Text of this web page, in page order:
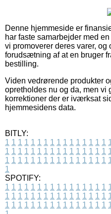
Denne hjemmeside er
har faste samarbejder med
vi promoverer deres varer,
forudsætning af at en bruger
bestilling.
Viden vedrørende produkter
opretholdes nu og da, men vi
korrektioner der er iværksat
hjemmesidens data.
BITLY:
1 1 1 1 1 1 1 1 1 1 1 1 1 1 1 1
1 1 1 1 1 1 1 1 1 1 1 1 1 1 1 1
1 1 1 1 1 1 1 1 1 1 1 1 1 1 1 1
1
SPOTIFY:
1 1 1 1 1 1 1 1 1 1 1 1 1 1 1 1
1 1 1 1 1 1 1 1 1 1 1 1 1 1 1 1
1 1 1 1 1 1 1 1 1 1 1 1 1 1 1 1